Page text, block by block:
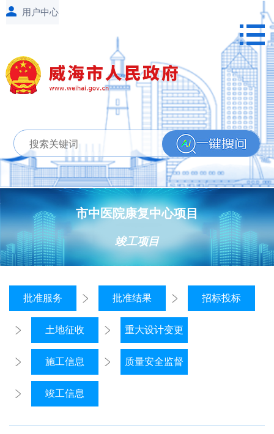
市中医院康复中心项目
竣工项目
批准服务 批准结果 招标投标
土地征收 重大设计变更
施工信息 质量安全监督
竣工信息